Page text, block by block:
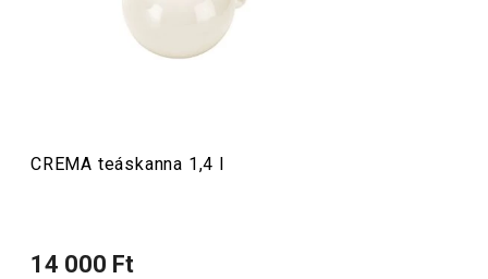
CREMA teáskanna 1,4 l
14 000 Ft